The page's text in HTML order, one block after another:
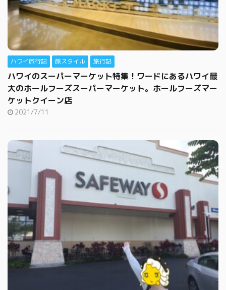
ハワイ旅行記 旅スタイル 旅行記
ハワイのスーパーマーケット特集！ワードにあるハワイ最
大のホールフーズスーパーマーケット。ホールフーズマー
ケットクイーン店
2021/7/11